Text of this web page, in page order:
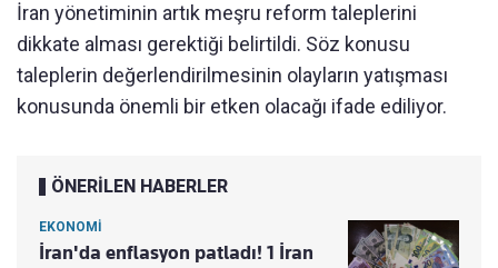
İran yönetiminin artık meşru reform taleplerini
dikkate alması gerektiği belirtildi. Söz konusu
taleplerin değerlendirilmesinin olayların yatışması
konusunda önemli bir etken olacağı ifade ediliyor.
ÖNERİLEN HABERLER
EKONOMİ
İran'da enflasyon patladı! 1 İran